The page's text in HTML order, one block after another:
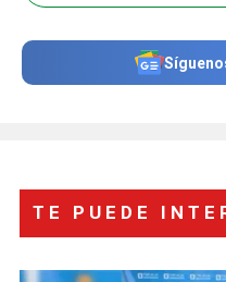
TE PUEDE